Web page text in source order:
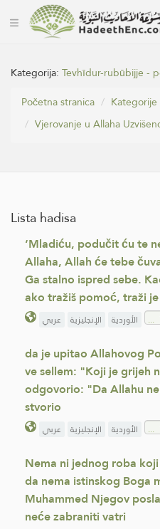
Kategorija:Tevhīdur-rubūbijje -
Početna stranica
Kategorije
Vjerovanje u Allaha
Lista hadisa
‘Mladiću, podučit ću te
Allaha, Allah će tebe
Ga stalno ispred sebe.
ako tražiš pomoć, traži
عربي الإنجليزية الأوردية
da je upitao Allahovog
ve sellem: "Koji je grijeh
odgovorio: "Da Allahu
stvorio
عربي الإنجليزية الأوردية
Nema ni jednog roba
da nema istinskog Boga
Muhammed Njegov
neće zabraniti vatri